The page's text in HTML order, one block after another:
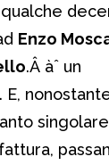
Enzo
.Â àˆ un